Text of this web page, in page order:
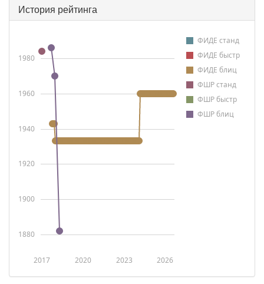
История рейтинга
ФИДЕ станд
ФИДЕ быстр
ФИДЕ блиц
ФШР станд
ФШР быстр
ФШР блиц
2017 2020 2023 2026
1880
1900
1920
1940
1960
1980